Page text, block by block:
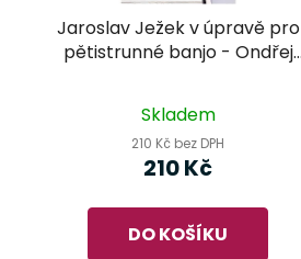
Jaroslav Ježek v úpravě pro
pětistrunné banjo - Ondřej
hodnocení
produktu
5,0
z
Skladem
210 Kč bez DPH
210 Kč
DO KOŠÍKU